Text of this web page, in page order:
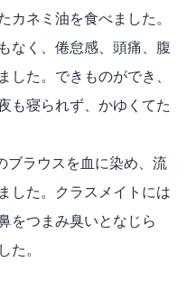
カネミ油を食べました。
なく、倦怠感、頭痛、腹
した。できものができ、
も寝られず、かゆくてた
ブラウスを血に染め、流
した。クラスメイトには
をつまみ臭いとなじら
た。